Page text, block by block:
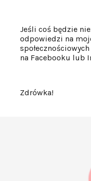
Jeśli coś będzie
odpowiedzi na
na Facebooku lub
Zdrówka!